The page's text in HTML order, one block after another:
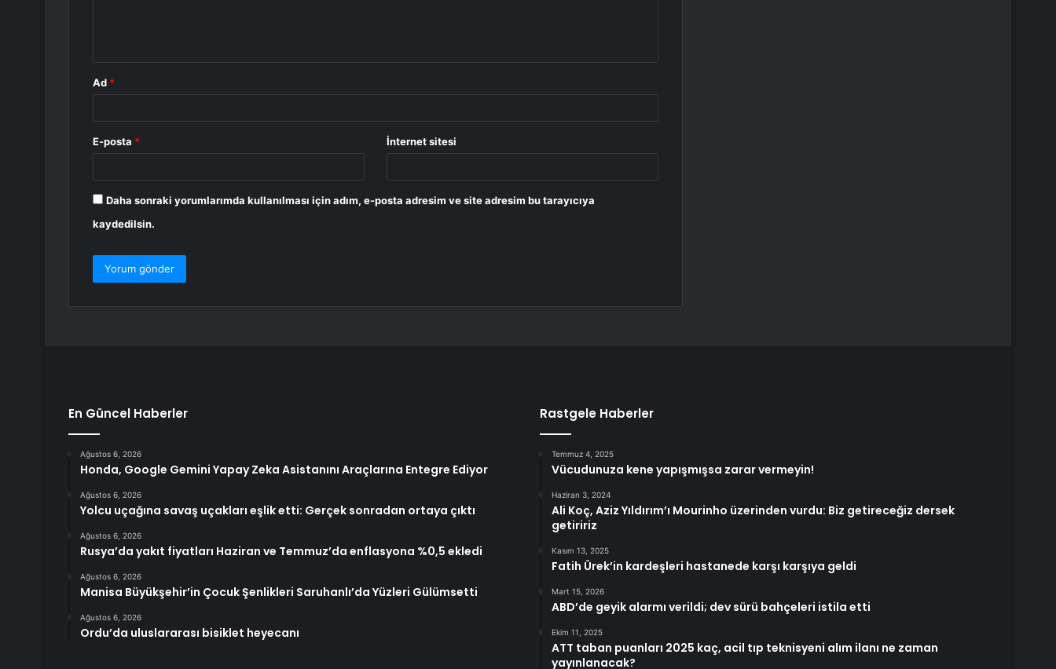
Ad *
E-posta * İnternet sitesi
Daha sonraki yorumlarımda kullanılması için adım, e-posta adresim ve site adresim bu tarayıcıya
kaydedilsin.
En Güncel Haberler
Ağustos 6, 2026
Honda, Google Gemini Yapay Zeka Asistanını Araçlarına Entegre Ediyor
Ağustos 6, 2026
Yolcu uçağına savaş uçakları eşlik etti: Gerçek sonradan ortaya çıktı
Ağustos 6, 2026
Rusya’da yakıt fiyatları Haziran ve Temmuz’da enflasyona %0,5 ekledi
Ağustos 6, 2026
Manisa Büyükşehir’in Çocuk Şenlikleri Saruhanlı’da Yüzleri Gülümsetti
Ağustos 6, 2026
Ordu’da uluslararası bisiklet heyecanı
Rastgele Haberler
Temmuz 4, 2025
Vücudunuza kene yapışmışsa zarar vermeyin!
Haziran 3, 2024
Ali Koç, Aziz Yıldırım’ı Mourinho üzerinden vurdu: Biz getireceğiz dersek
getiririz
Kasım 13, 2025
Fatih Ürek’in kardeşleri hastanede karşı karşıya geldi
Mart 15, 2026
ABD’de geyik alarmı verildi; dev sürü bahçeleri istila etti
Ekim 11, 2025
ATT taban puanları 2025 kaç, acil tıp teknisyeni alım ilanı ne zaman
yayınlanacak?